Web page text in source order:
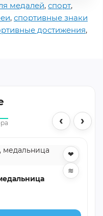
медалей, спорт,
, спортивные знаки
достижения,
‹
❤
≋
›